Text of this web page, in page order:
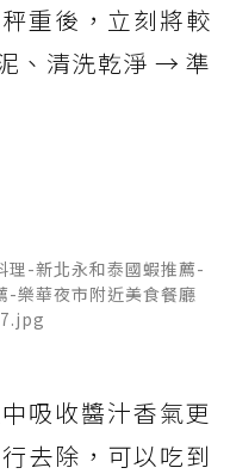
重後，立刻將較
、清洗乾淨 → 準
理-新北永和泰國蝦推薦-
-樂華夜市附近美食餐廳
吸收醬汁香氣更
去除，可以吃到